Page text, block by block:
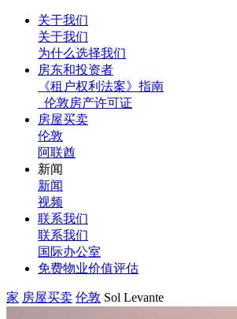
关于我们
关于我们
为什么选择我们
房东和投资者
《租户权利法案》指南
伦敦房产许可证
房屋买卖
伦敦
阿联酋
新闻
新闻
视频
联系我们
联系我们
国际办公室
免费物业价值评估
家 房屋买卖 伦敦 Sol Levante